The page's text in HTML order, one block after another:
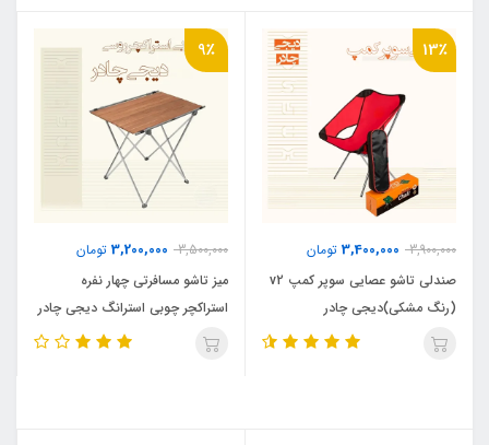
13٪
3,900,000
3,400,000 تومان
صندلی تاشو عصایی سوپر کمپ v2
(رنگ مشکی)دیجی چادر
9٪
3,500,000
3,200,000 تومان
میز تاشو مسافرتی چهار نفره
استراکچر چوبی استرانگ دیجی چادر